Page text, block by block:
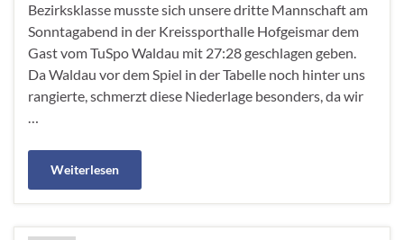
Bezirksklasse musste sich unsere dritte Mannschaft am
Sonntagabend in der Kreissporthalle Hofgeismar dem
Gast vom TuSpo Waldau mit 27:28 geschlagen geben.
Da Waldau vor dem Spiel in der Tabelle noch hinter uns
rangierte, schmerzt diese Niederlage besonders, da wir
…
Weiterlesen